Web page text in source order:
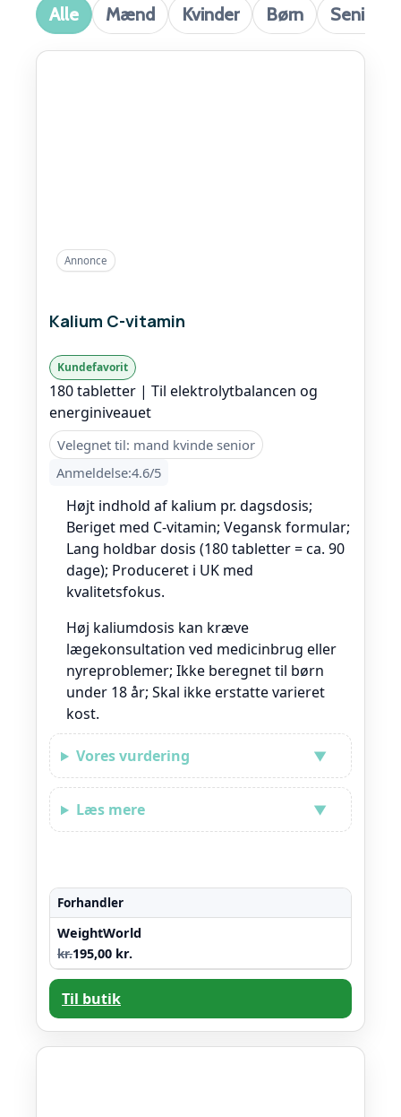
Alle Mænd Kvinder Børn Senior
Annonce
Kalium C-vitamin
Kundefavorit
180 tabletter | Til elektrolytbalancen og
energiniveauet
Velegnet til: mand kvinde senior
Anmeldelse:4.6/5
Højt indhold af kalium pr. dagsdosis;
Beriget med C-vitamin; Vegansk formular;
Lang holdbar dosis (180 tabletter = ca. 90
dage); Produceret i UK med
kvalitetsfokus.
Høj kaliumdosis kan kræve
lægekonsultation ved medicinbrug eller
nyreproblemer; Ikke beregnet til børn
under 18 år; Skal ikke erstatte varieret
kost.
Læs mere
Vores vurdering
Til butik
Forhandler
WeightWorld
kr.195,00 kr.